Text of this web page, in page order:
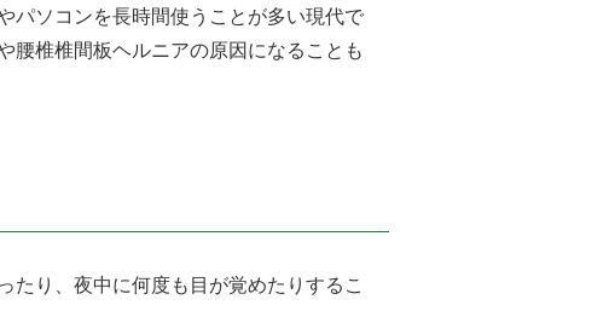
パソコンを長時間使うことが多い現代で
腰椎椎間板ヘルニアの原因になることも
たり、夜中に何度も目が覚めたりするこ